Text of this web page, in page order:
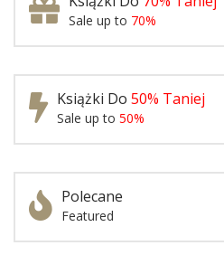
Sale up to 70%
Książki Do 50% Taniej
Sale up to 50%
Polecane
Featured